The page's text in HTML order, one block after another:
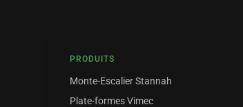
PRODUITS
Monte-Escalier Stannah
Plate-formes Vimec